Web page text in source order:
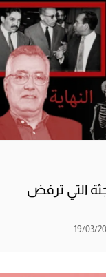
التي ترفض
19/03/